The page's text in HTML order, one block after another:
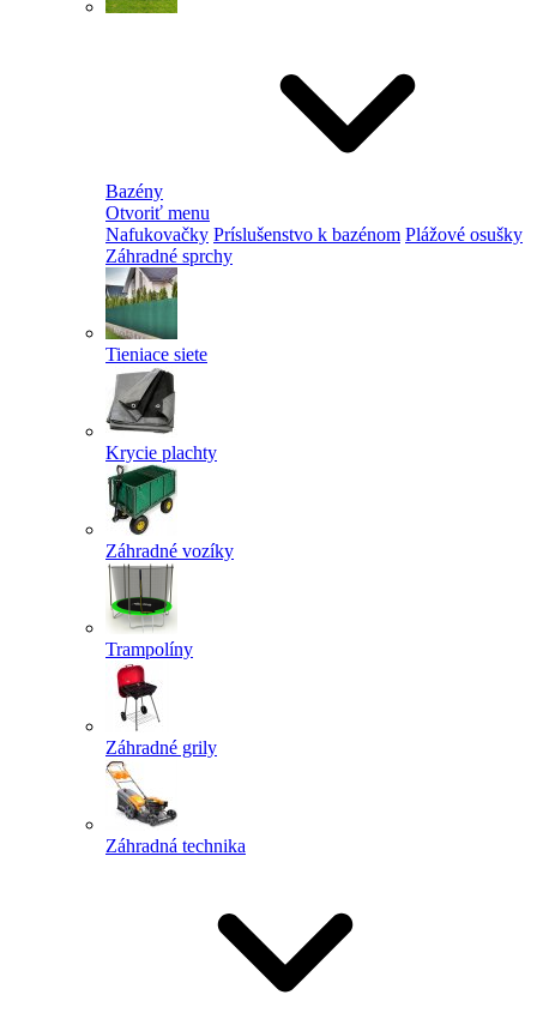
Bazény
Otvoriť menu
Nafukovačky Príslušenstvo k bazénom Plážové osušky
Záhradné sprchy
Tieniace siete
Krycie plachty
Záhradné vozíky
Trampolíny
Záhradné grily
Záhradná technika